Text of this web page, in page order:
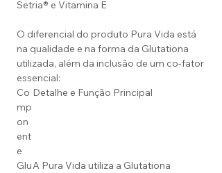
Setria® e Vitamina E
O diferencial do produto Pura Vida está
na qualidade e na forma da Glutationa
utilizada, além da inclusão de um co-fator
essencial:
Co
mp
on
ent
e
Detalhe e Função Principal
GluA Pura Vida utiliza a Glutationa